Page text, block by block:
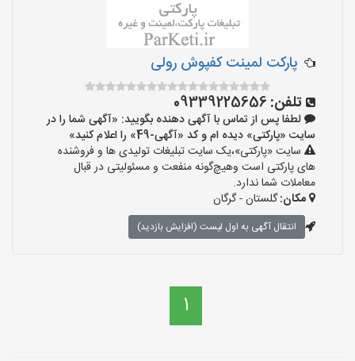
پارکت لمینت کفپوش رولی
تلفن: 09339225656
لطفا پس از تماس با آگهی دهنده بگویید: «آگهی شما را در
سایت «پارکتی» دیده ام و کد «آگهی-49» را اعلام کنید»
سایت «پارکتی»،یک سایت تبلیغات تولیدی ها و فروشنده
های پارکتی است وهیچ‌گونه منفعت و مسئولیتی در قبال
معاملات شما ندارد.
مکان:گلستان - گرگان
انتقال آگهی به اول لیست (افزایش بازدید)
1